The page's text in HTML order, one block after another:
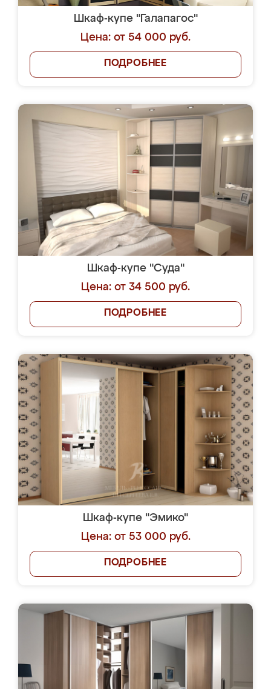
Шкаф-купе "Галапагос"
Цена: от 54 000 руб.
ПОДРОБНЕЕ
Шкаф-купе "Суда"
Цена: от 34 500 руб.
ПОДРОБНЕЕ
Шкаф-купе "Эмико"
Цена: от 53 000 руб.
ПОДРОБНЕЕ